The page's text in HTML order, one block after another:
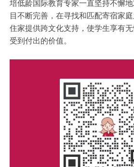
培低龄国际教育专家一直坚持不懈
目不断完善，在寻找和匹配寄宿家
住家提供跨文化支持，使学生享有
受到付出的价值。